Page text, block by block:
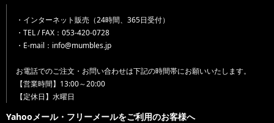
・インターネット販売（24時間、365日受付）
・TEL / FAX：053-420-0728
・E-mail：info@mumbles.jp
お電話でのご注文・お問い合わせは下記の時間帯にお願いいたします。
【営業時間】13:00～20:00
【定休日】水曜日
Yahooメール・フリーメールをご利用のお客様へ